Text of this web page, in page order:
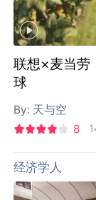
联想×麦当劳
球
By: 天与空
8
经济学人